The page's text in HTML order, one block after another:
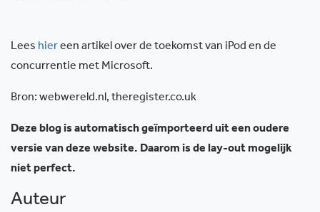
Lees hiereen artikel over de toekomst van iPod en de
concurrentie met Microsoft.
Bron: webwereld.nl, theregister.co.uk
Deze blog is automatisch geïmporteerd uit een oudere
versie van deze website. Daarom is de lay-out mogelijk
niet perfect.
Auteur